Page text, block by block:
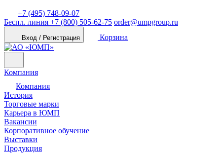
+7 (495) 748-09-07
Беспл. линия +7 (800) 505-62-75 order@umpgroup.ru
Вход / Регистрация Корзина
Компания
Компания
История
Торговые марки
Карьера в ЮМП
Вакансии
Корпоративное обучение
Выставки
Продукция